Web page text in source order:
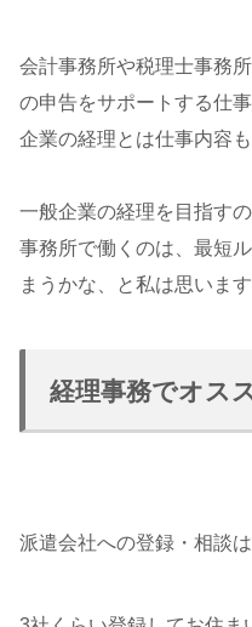
会計事務所や税理士事務
の申告をサポートする仕
企業の経理とは仕事内容も
一般企業の経理を目指す
事務所で働くのは、最短
まうかな、と私は思います
経理事務でオス
派遣会社への登録・相談